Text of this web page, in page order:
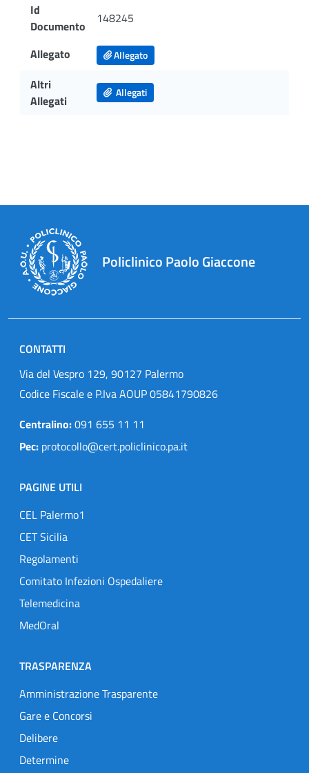
Id
Documento
148245
Allegato Allegato
Altri
Allegati
Allegati
Policlinico Paolo Giaccone
CONTATTI
Via del Vespro 129, 90127 Palermo
Codice Fiscale e P.Iva AOUP 05841790826
Centralino:091 655 11 11
Pec: protocollo@cert.policlinico.pa.it
PAGINE UTILI
CEL Palermo1
CET Sicilia
Regolamenti
Comitato Infezioni Ospedaliere
Telemedicina
MedOral
TRASPARENZA
Amministrazione Trasparente
Gare e Concorsi
Delibere
Determine